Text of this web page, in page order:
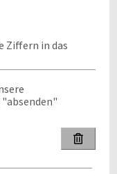
Ziffern in das
"absenden"
